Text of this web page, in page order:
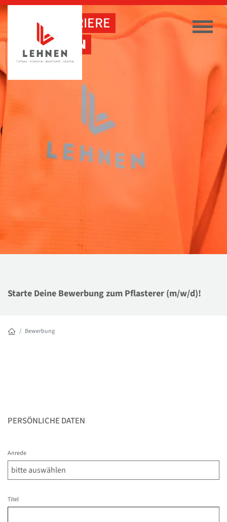
DEINE KARRIERE
BEI LEHNEN
Starte Deine Bewerbung zum Pflasterer (m/w/d)!
Bewerbung
PERSÖNLICHE DATEN
Anrede
Titel